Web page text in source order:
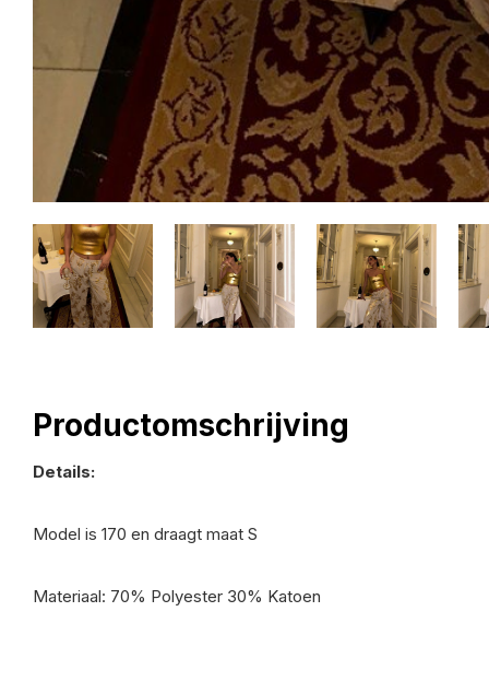
Productomschrijving
Details:
Model is 170 en draagt maat S
Materiaal: 70% Polyester 30% Katoen